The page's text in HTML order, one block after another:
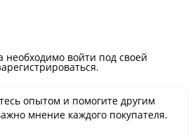
необходимо войти под своей
опытом и помогите другим
мнение каждого покупателя.